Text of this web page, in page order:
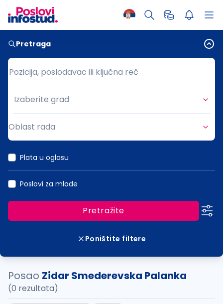
Pretraga
Pozicija, poslodavac ili ključna reč
Pozicija, poslodavac ili ključna reč
Grad
Izaberite grad
Oblast rada
Plata u oglasu
Poslovi za mlade
Pretražite
Poništite filtere
Posao Zidar Smederevska Palanka
(0 rezultata)